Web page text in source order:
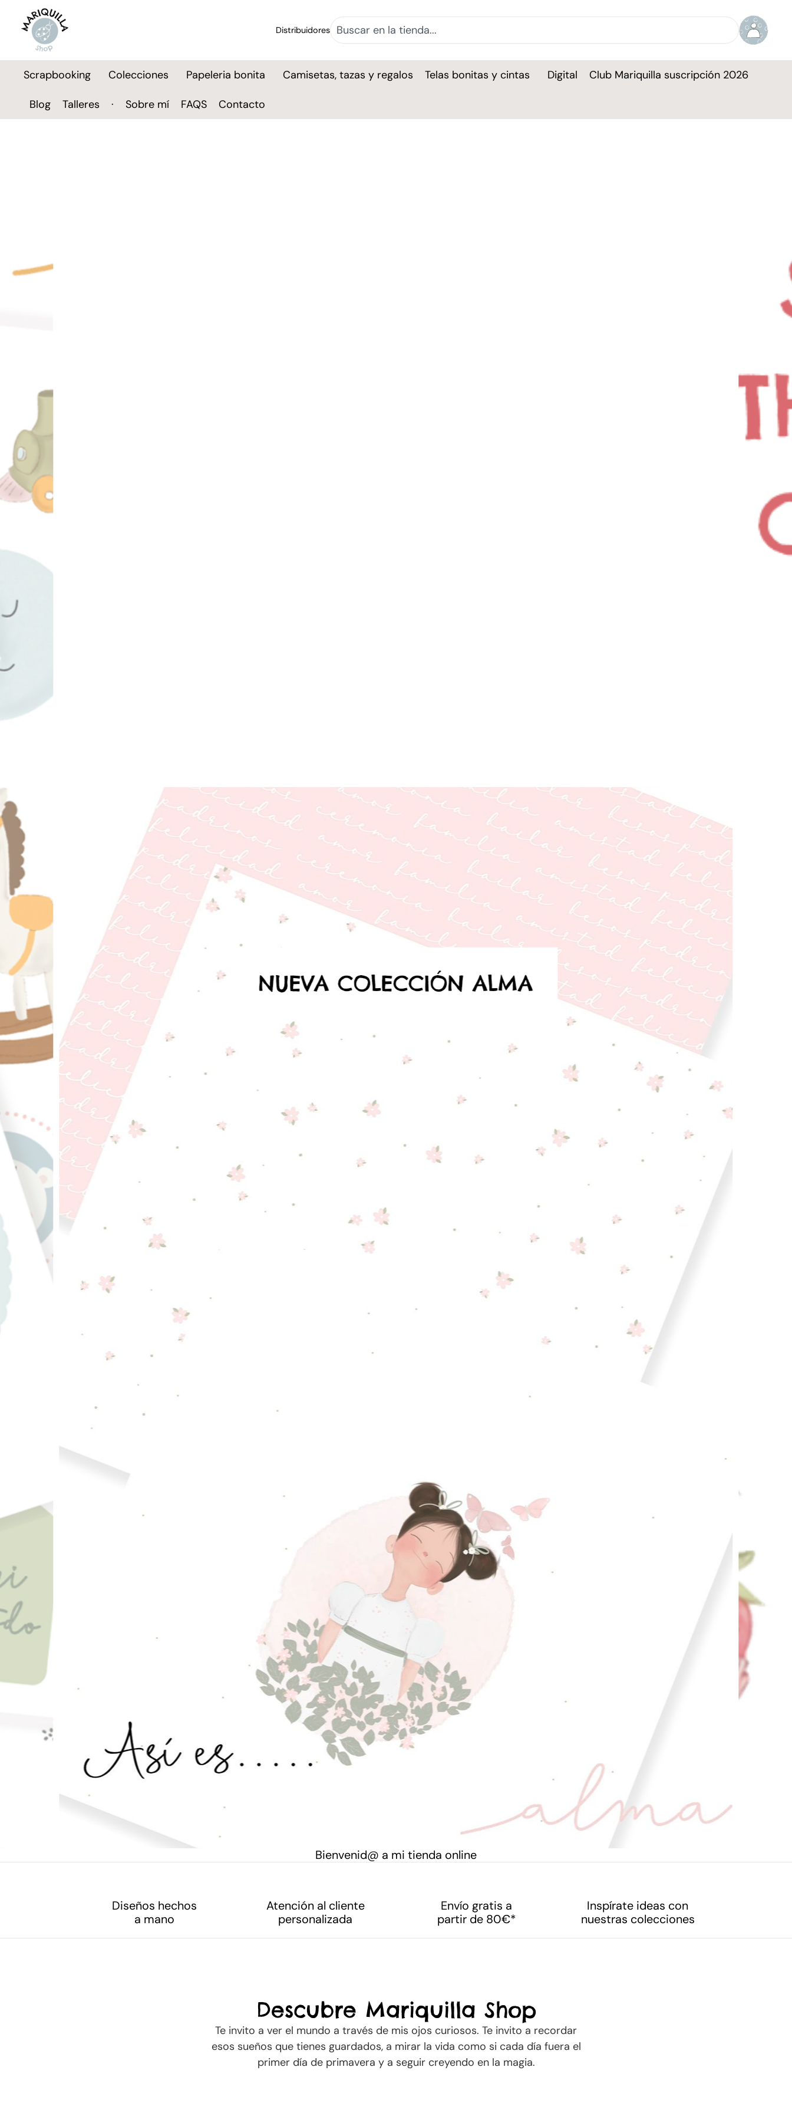
Distribuidores
Scrapbooking Colecciones Papeleria bonita Camisetas, tazas y regalos Telas bonitas y cintas Digital Club Mariquilla suscripción 2026
Blog Talleres · Sobre mí FAQS Contacto
"Suscripción"
Nuevo trimestre de la
suscripción The Lovely Box
El club Mariquilla
Bienvenid@ a mi tienda online
Diseños hechos
a mano
Atención al cliente
personalizada
Envío gratis a
partir de 80€*
Inspírate ideas con
nuestras colecciones
Descubre Mariquilla Shop
Te invito a ver el mundo a través de mis ojos curiosos. Te invito a recordar
esos sueños que tienes guardados, a mirar la vida como si cada día fuera el
primer día de primavera y a seguir creyendo en la magia.